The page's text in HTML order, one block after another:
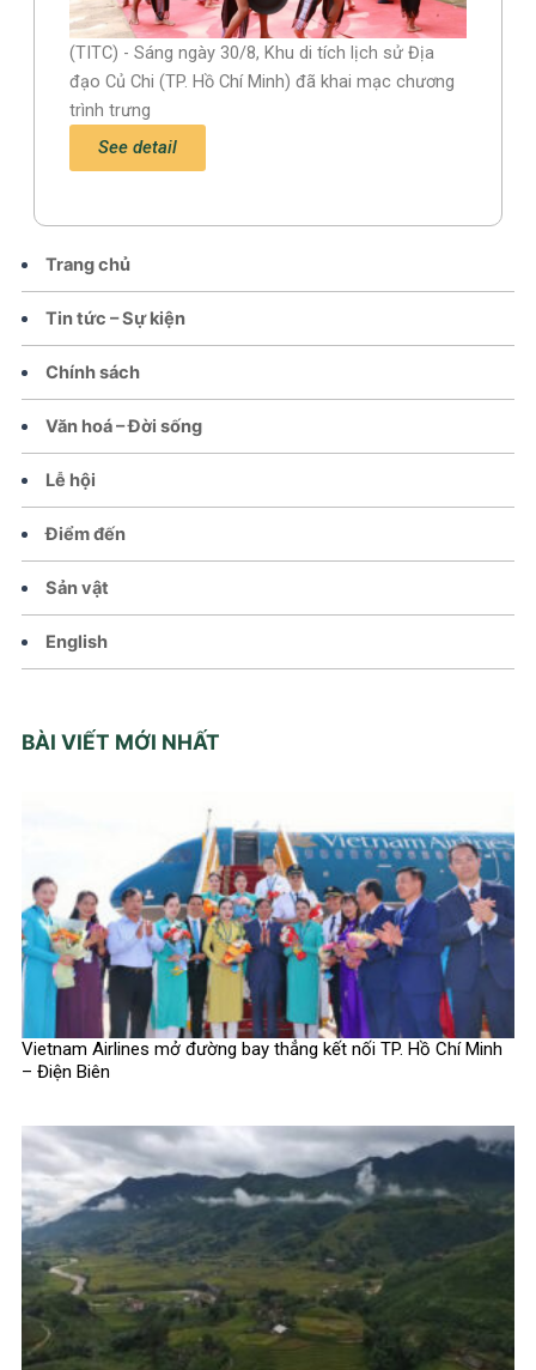
Trang chủ
Tin tức – Sự kiện
Chính sách
Văn hoá – Đời sống
Lễ hội
Điểm đến
Sản vật
English
BÀI VIẾT MỚI NHẤT
Vietnam Airlines mở đường bay thẳng kết nối TP. Hồ Chí Minh
– Điện Biên
(TITC) - Sáng ngày 30/8, Khu di tích lịch sử Địa
đạo Củ Chi (TP. Hồ Chí Minh) đã khai mạc chương
trình trưng
See detail